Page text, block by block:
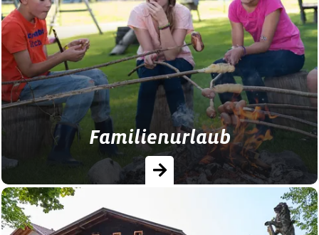
passenden Bauernhof mit Outdoor- oder
Indoorspielplatz – ideal für einen
familienfreundlichen Urlaub mit…
Familienurlaub